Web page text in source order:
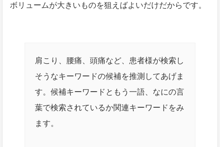
ボリュームが大きいものを狙えばよいだけだからです。
肩こり、腰痛、頭痛など、患者様が検索し
そうなキーワードの候補を推測してあげま
す。候補キーワードともう一語、なにの言
葉で検索されているか関連キーワードをみ
ます。